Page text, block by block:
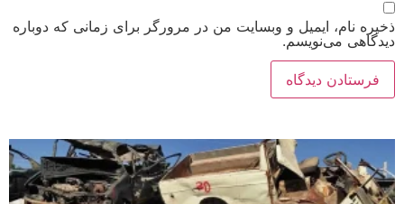
ذخیره نام، ایمیل و وبسایت من در مرورگر برای زمانی که دوباره
دیدگاهی می‌نویسم.